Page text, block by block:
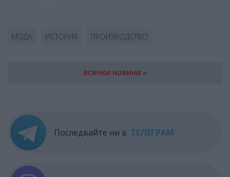
МОДА ИСТОРИЯ ПРОИЗВОДСТВО
ВСИЧКИ НОВИНИ »
Последвайте ни в ТЕЛЕГРАМ